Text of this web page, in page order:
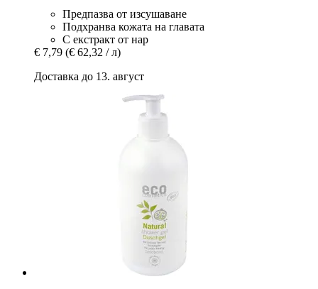
Предпазва от изсушаване
Подхранва кожата на главата
С екстракт от нар
€ 7,79 (€ 62,32 / л)
Доставка до 13. август